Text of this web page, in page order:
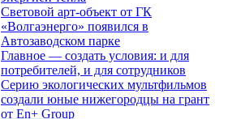
Световой арт-объект от ГК
«Волгаэнерго» появился в
Автозаводском парке
Главное — создать условия: и для
потребителей, и для сотрудников
Серию экологических мультфильмов
создали юные нижегородцы на грант
от En+ Group